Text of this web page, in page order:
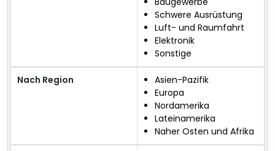
Schwere Ausrüstung
Luft- und Raumfahrt
Elektronik
Sonstige
Nach Region
Asien-Pazifik
Europa
Nordamerika
Lateinamerika
Naher Osten und Afrika